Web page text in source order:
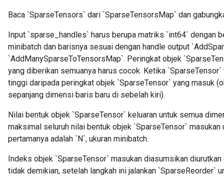
Baca `SparseTensors` dari `SparseTensorsMap` dan
Input `sparse_handles` harus berupa matriks `int64` dengan
minibatch dan barisnya sesuai dengan handle output
`AddManySparseToTensorsMap`. Peringkat objek
yang diberikan semuanya harus cocok. Ketika
tinggi daripada peringkat objek `SparseTensor` yang masuk
sepanjang dimensi baris baru di sebelah kiri).
Nilai bentuk objek `SparseTensor` keluaran untuk semua
maksimal seluruh nilai bentuk objek `SparseTensor`
pertamanya adalah `N`, ukuran minibatch.
Indeks objek `SparseTensor` masukan diasumsikan
tidak demikian, setelah langkah ini jalankan `SparseReorder`